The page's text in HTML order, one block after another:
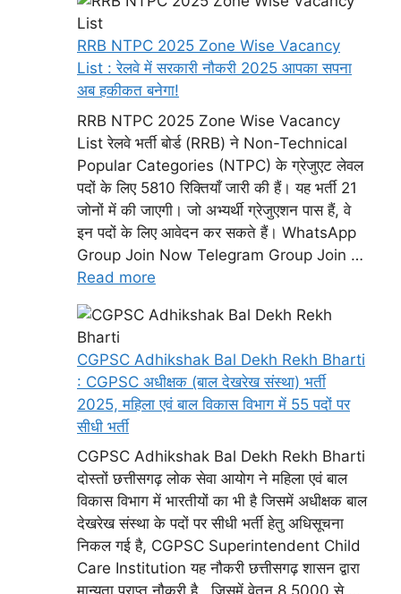
RRB NTPC 2025 Zone Wise Vacancy
List : रेलवे में सरकारी नौकरी 2025 आपका सपना
अब हकीकत बनेगा!
RRB NTPC 2025 Zone Wise Vacancy
List रेलवे भर्ती बोर्ड (RRB) ने Non-Technical
Popular Categories (NTPC) के ग्रेजुएट लेवल
पदों के लिए 5810 रिक्तियाँ जारी की हैं। यह भर्ती 21
जोनों में की जाएगी। जो अभ्यर्थी ग्रेजुएशन पास हैं, वे
इन पदों के लिए आवेदन कर सकते हैं। WhatsApp
Group Join Now Telegram Group Join …
Read more
CGPSC Adhikshak Bal Dekh Rekh Bharti
: CGPSC अधीक्षक (बाल देखरेख संस्था) भर्ती
2025, महिला एवं बाल विकास विभाग में 55 पदों पर
सीधी भर्ती
CGPSC Adhikshak Bal Dekh Rekh Bharti
दोस्तों छत्तीसगढ़ लोक सेवा आयोग ने महिला एवं बाल
विकास विभाग में भारतीयों का भी है जिसमें अधीक्षक बाल
देखरेख संस्था के पदों पर सीधी भर्ती हेतु अधिसूचना
निकल गई है, CGPSC Superintendent Child
Care Institution यह नौकरी छत्तीसगढ़ शासन द्वारा
मान्यता प्राप्त नौकरी है, जिसमें वेतन 8,5000 से …